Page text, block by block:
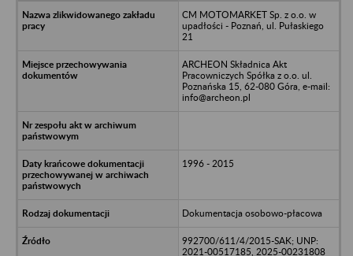
CM MOTOMARKET Sp. z o.o. w
upadłości - Poznań, ul. Pułaskiego
21
ARCHEON Składnica Akt
Pracowniczych Spółka z o.o. ul.
Poznańska 15, 62-080 Góra, e-mail:
info@archeon.pl
1996 - 2015
Dokumentacja osobowo-płacowa
992700/611/4/2015-SAK; UNP:
2021-00517185, 2025-00231808